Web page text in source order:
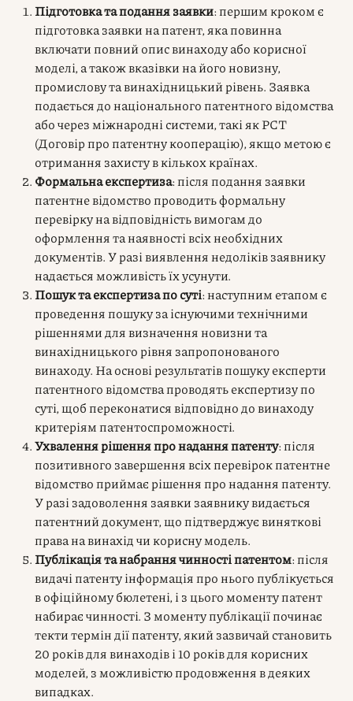
Підготовка та подання заявки: першим кроком є ​​
підготовка заявки на патент, яка повинна
включати повний опис винаходу або корисної
моделі, а також вказівки на його новизну,
промислову та винахідницький рівень. Заявка
подається до національного патентного відомства
або через міжнародні системи, такі як PCT
(Договір про патентну кооперацію), якщо метою є
отримання захисту в кількох країнах.
Формальна експертиза: після подання заявки
патентне відомство проводить формальну
перевірку на відповідність вимогам до
оформлення та наявності всіх необхідних
документів. У разі виявлення недоліків заявнику
надається можливість їх усунути.
Пошук та експертиза по суті: наступним етапом є
проведення пошуку за існуючими технічними
рішеннями для визначення новизни та
винахідницького рівня запропонованого
винаходу. На основі результатів пошуку експерти
патентного відомства проводять експертизу по
суті, щоб переконатися відповідно до винаходу
критеріям патентоспроможності.
Ухвалення рішення про надання патенту: після
позитивного завершення всіх перевірок патентне
відомство приймає рішення про надання патенту.
У разі задоволення заявки заявнику видається
патентний документ, що підтверджує виняткові
права на винахід чи корисну модель.
Публікація та набрання чинності патентом: після
видачі патенту інформація про нього публікується
в офіційному бюлетені, і з цього моменту патент
набирає чинності. З моменту публікації починає
текти термін дії патенту, який зазвичай становить
20 років для винаходів і 10 років для корисних
моделей, з можливістю продовження в деяких
випадках.